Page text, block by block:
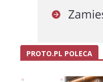
PROTO.PL POLECA